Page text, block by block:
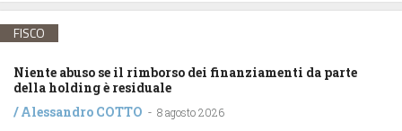
FISCO
Niente abuso se il rimborso dei finanziamenti da parte
della holding è residuale
/Alessandro COTTO - 8 agosto 2026